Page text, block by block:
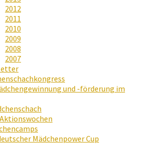
2012
2011
2010
2009
2008
2007
und -förderung im
Mädchenpower Cup